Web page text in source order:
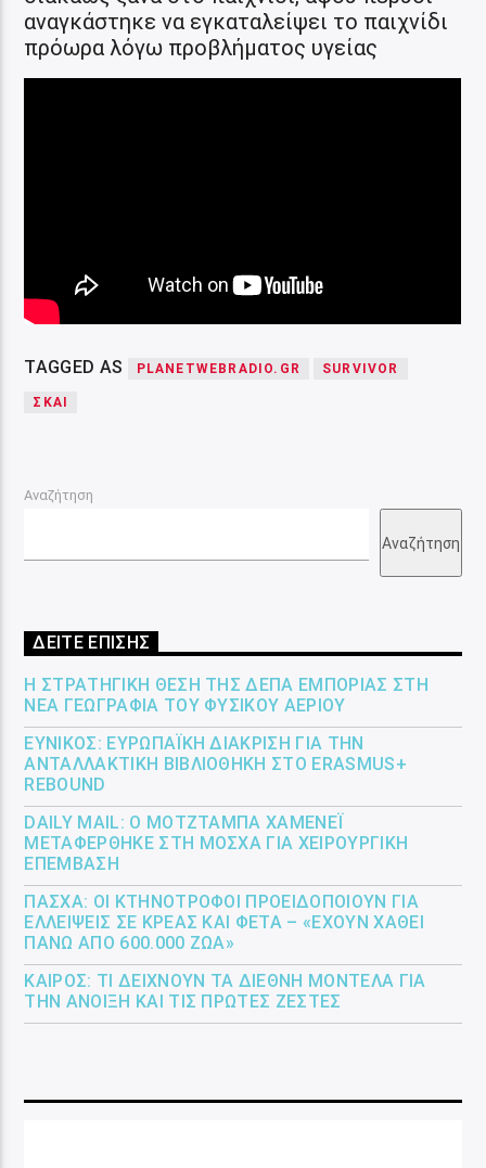
αναγκάστηκε να εγκαταλείψει το παιχνίδι
πρόωρα λόγω προβλήματος υγείας
TAGGED AS PLANETWEBRADIO.GR SURVIVOR
ΣΚΑΙ
Αναζήτηση
Αναζήτηση
ΔΕΙΤΕ ΕΠΙΣΗΣ
Η ΣΤΡΑΤΗΓΙΚΉ ΘΈΣΗ ΤΗΣ ΔΕΠΑ ΕΜΠΟΡΊΑΣ ΣΤΗ
ΝΈΑ ΓΕΩΓΡΑΦΊΑ ΤΟΥ ΦΥΣΙΚΟΎ ΑΕΡΊΟΥ
ΕΎΝΙΚΟΣ: ΕΥΡΩΠΑΪΚΉ ΔΙΆΚΡΙΣΗ ΓΙΑ ΤΗΝ
ΑΝΤΑΛΛΑΚΤΙΚΉ ΒΙΒΛΙΟΘΉΚΗ ΣΤΟ ERASMUS+
REBOUND
DAILY MAIL: Ο ΜΟΤΖΤΆΜΠΑ ΧΑΜΕΝΕΪ́
ΜΕΤΑΦΈΡΘΗΚΕ ΣΤΗ ΜΌΣΧΑ ΓΙΑ ΧΕΙΡΟΥΡΓΙΚΉ
ΕΠΈΜΒΑΣΗ
ΠΆΣΧΑ: ΟΙ ΚΤΗΝΟΤΡΌΦΟΙ ΠΡΟΕΙΔΟΠΟΙΟΎΝ ΓΙΑ
ΕΛΛΕΊΨΕΙΣ ΣΕ ΚΡΈΑΣ ΚΑΙ ΦΈΤΑ – «ΈΧΟΥΝ ΧΑΘΕΊ
ΠΆΝΩ ΑΠΌ 600.000 ΖΏΑ»
ΚΑΙΡΌΣ: ΤΙ ΔΕΊΧΝΟΥΝ ΤΑ ΔΙΕΘΝΉ ΜΟΝΤΈΛΑ ΓΙΑ
ΤΗΝ ΆΝΟΙΞΗ ΚΑΙ ΤΙΣ ΠΡΏΤΕΣ ΖΈΣΤΕΣ